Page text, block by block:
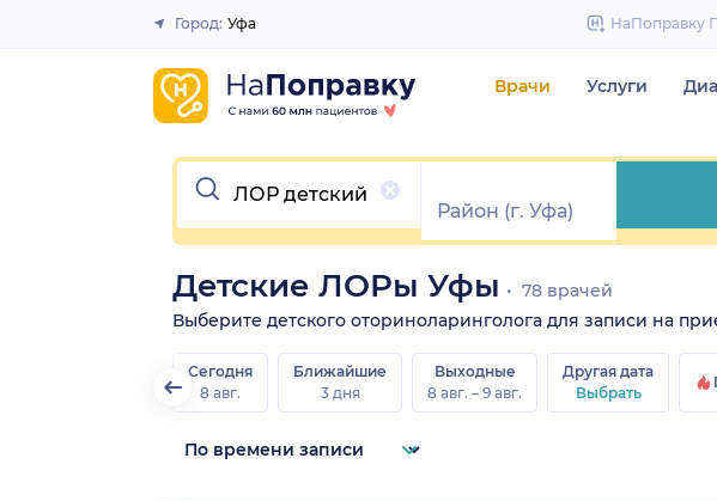
Закрыть
Город: Уфа НаПоправку
Врачи Услуги
Очистить
Детские ЛОРы Уфы
78 врачей
Выберите детского оториноларинголога для записи на
Сегодня
8 авг.
Ближайшие
3 дня
Выходные
8 авг. – 9 авг.
Другая дата
Выбрать